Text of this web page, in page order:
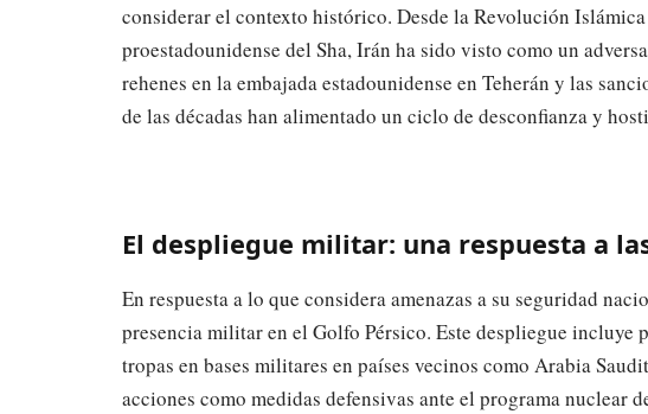
considerar el contexto histórico. Desde la Revolución
proestadounidense del Sha, Irán ha sido visto como un
rehenes en la embajada estadounidense en Teherán y las
de las décadas han alimentado un ciclo de desconfianza y
El despliegue militar: una respuesta a
En respuesta a lo que considera amenazas a su seguridad
presencia militar en el Golfo Pérsico. Este despliegue incluye
tropas en bases militares en países vecinos como Arabia
acciones como medidas defensivas ante el programa nuclear